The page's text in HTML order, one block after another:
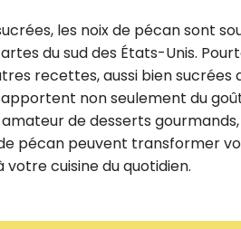
les noix de pécan sont
du sud des États-Unis.
recettes, aussi bien sucrées
non seulement du
de desserts
pécan peuvent transformer
cuisine du quotidien.